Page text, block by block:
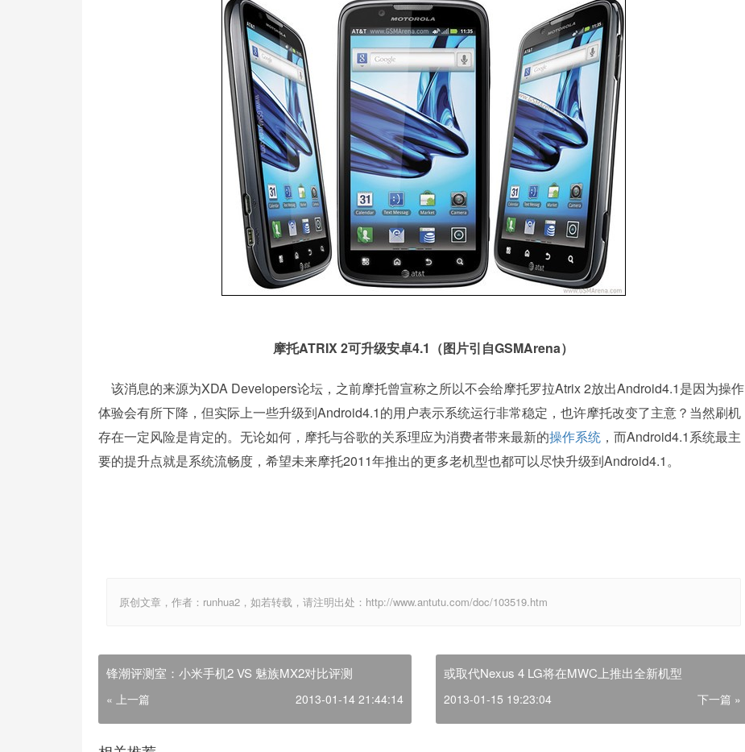
摩托ATRIX 2可升级安卓4.1（图片引自GSMArena）
该消息的来源为XDA Developers论坛，之前摩托曾宣称之所以不会给摩托罗拉Atrix 2放出Android4.1是因为操作
体验会有所下降，但实际上一些升级到Android4.1的用户表示系统运行非常稳定，也许摩托改变了主意？当然刷机
存在一定风险是肯定的。无论如何，摩托与谷歌的关系理应为消费者带来最新的操作系统 ，而Android4.1系统最主
要的提升点就是系统流畅度，希望未来摩托2011年推出的更多老机型也都可以尽快升级到Android4.1。
原创文章，作者：runhua2，如若转载，请注明出处：http://www.antutu.com/doc/103519.htm
锋潮评测室：小米手机2 VS 魅族MX2对比评测
« 上一篇 2013-01-14 21:44:14
或取代Nexus 4 LG将在MWC上推出全新机型
2013-01-15 19:23:04 下一篇 »